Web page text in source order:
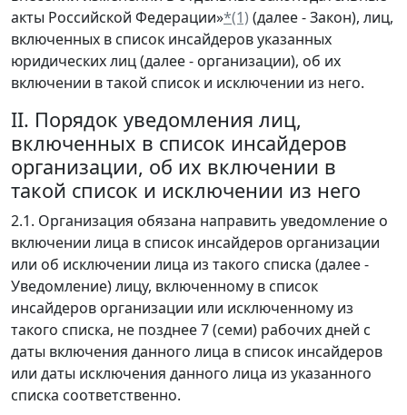
акты Российской Федерации»*(1) (далее - Закон), лиц,
включенных в список инсайдеров указанных
юридических лиц (далее - организации), об их
включении в такой список и исключении из него.
II. Порядок уведомления лиц,
включенных в список инсайдеров
организации, об их включении в
такой список и исключении из него
2.1. Организация обязана направить уведомление о
включении лица в список инсайдеров организации
или об исключении лица из такого списка (далее -
Уведомление) лицу, включенному в список
инсайдеров организации или исключенному из
такого списка, не позднее 7 (семи) рабочих дней с
даты включения данного лица в список инсайдеров
или даты исключения данного лица из указанного
списка соответственно.